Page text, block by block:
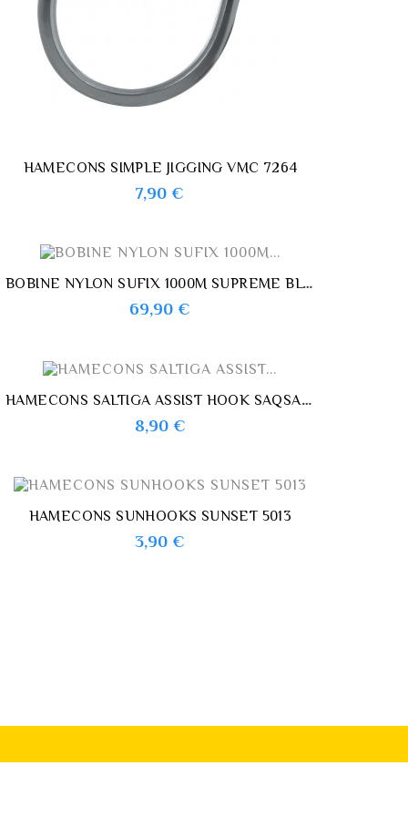
HAMECONS SIMPLE JIGGING VMC 7264
7,90 €
BOBINE NYLON SUFIX 1000M SUPREME BLUE
69,90 €
HAMECONS SALTIGA ASSIST HOOK SAQSAS DAIWA
8,90 €Prix
HAMECONS SUNHOOKS SUNSET 5013
3,90 €